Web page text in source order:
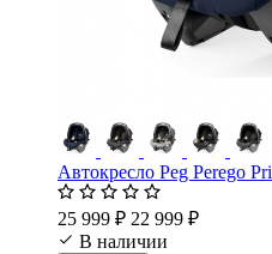
Автокресло Peg Perego
25 999 ₽ 22 999 ₽
В наличии